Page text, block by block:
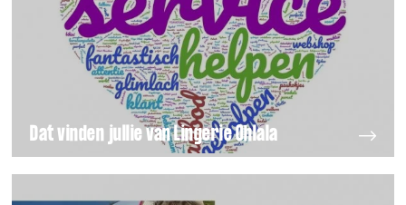
Dat vinden jullie van Lingerie Ohlala